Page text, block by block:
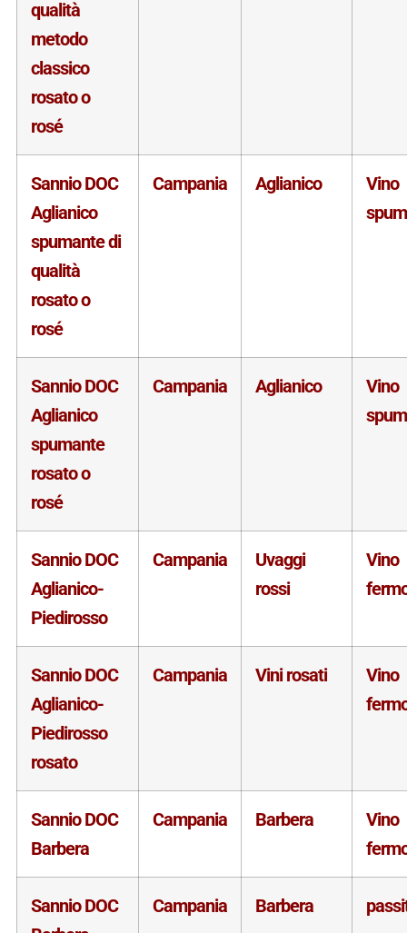
qualità
metodo
classico
rosato o
rosé
Sannio DOC
Aglianico
spumante di
qualità
rosato o
rosé
Campania Aglianico
Vino
Sannio DOC
Aglianico
spumante
rosato o
rosé
Campania Aglianico
Vino
Sannio DOC
Aglianico-
Piedirosso
Campania
Uvaggi
rossi
Vino
Sannio DOC
Aglianico-
Piedirosso
rosato
Campania Vini rosati
Vino
Sannio DOC
Barbera
Campania Barbera
Vino
Sannio DOC
Campania Barbera